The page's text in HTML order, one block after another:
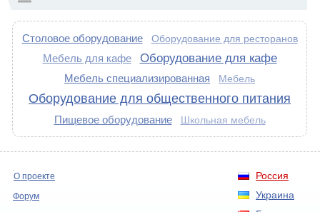
Столовое оборудование Оборудование для ресторанов
Мебель для кафе Оборудование для кафе
Мебель специализированная Мебель
Оборудование для общественного питания
Пищевое оборудование Школьная мебель
Россия
Украина
О проекте
Форум